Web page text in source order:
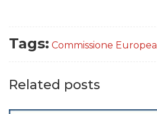
Tags: Commissione Europea
Related posts